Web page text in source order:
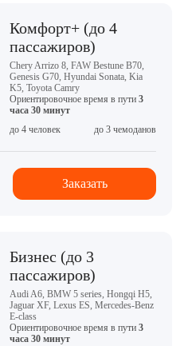
Комфорт+ (до 4
пассажиров)
Chery Arrizo 8, FAW Bestune B70,
Genesis G70, Hyundai Sonata, Kia
K5, Toyota Camry
Ориентировочное время в пути 3
часа 30 минут
до 4 человек
до 3 чемоданов
Заказать
Бизнес (до 3
пассажиров)
Audi A6, BMW 5 series, Hongqi H5,
Jaguar XF, Lexus ES, Mercedes-Benz
E-class
Ориентировочное время в пути 3
часа 30 минут